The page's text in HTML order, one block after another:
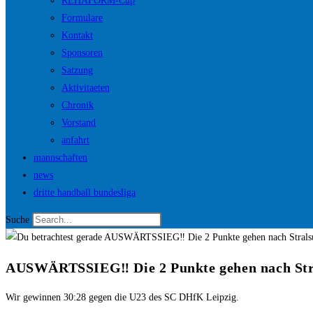
Formulare
Kontakt
Sponsoren
Satzung
Aktivitaeten
Chronik
Vorstand
anfahrt
mannschaften
news
dritte handball bundesliga
Suche
AUSWÄRTSSIEG‼️ Die 2 Punkte gehen nach
Wir gewinnen 30:28 gegen die U23 des SC DHfK Leipzig.